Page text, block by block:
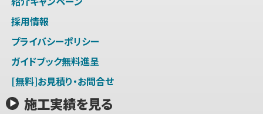
採用情報
プライバシーポリシー
ガイドブック無料進呈
[無料]お見積り・お問合せ
施工実績を見る